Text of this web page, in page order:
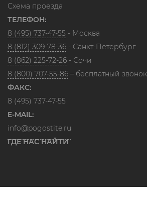
Схема проезда
ТЕЛЕФОН:
8 (495) 737-47-55 - Москва
8 (812) 309-78-36 - Санкт-Петербург
8 (862) 225-72-26 - Сочи
8 (800) 707-55-86 – бесплатный звонок
ФАКС:
8 (495) 737-47-55
E-MAIL:
info@pogostite.ru
ГДЕ НАС НАЙТИ